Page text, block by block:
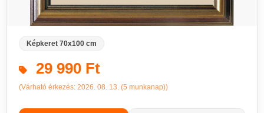
Képkeret 70x100 cm
29 990 Ft
(Várható érkezés: 2026. 08. 13. (5 munkanap))